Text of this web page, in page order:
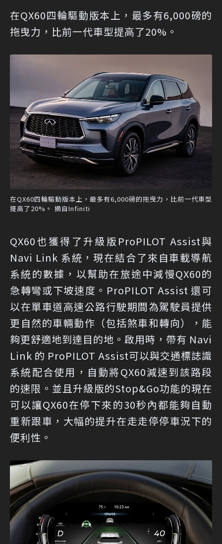
在QX60四輪驅動版本上，最多有6,000磅的
拖曳力，比前一代車型提高了20%。
在QX60四輪驅動版本上，最多有6,000磅的拖曳力，比前一代車型
提高了20%。 摘自Infiniti
QX60也獲得了升級版ProPILOT Assist與
Navi Link 系統，現在結合了來自車載導航
系統的數據，以幫助在旅途中減慢QX60的
急轉彎或下坡速度。ProPILOT Assist 還可
以在單車道高速公路行駛期間為駕駛員提供
更自然的車輛動作（包括煞車和轉向），能
夠更舒適地到達目的地。啟用時，帶有 Navi
Link 的 ProPILOT Assist可以與交通標誌識
系統配合使用，自動將QX60減速到該路段
的速限。並且升級版的Stop&Go功能的現在
可以讓QX60在停下來的30秒內都能夠自動
重新跟車，大幅的提升在走走停停車況下的
便利性。